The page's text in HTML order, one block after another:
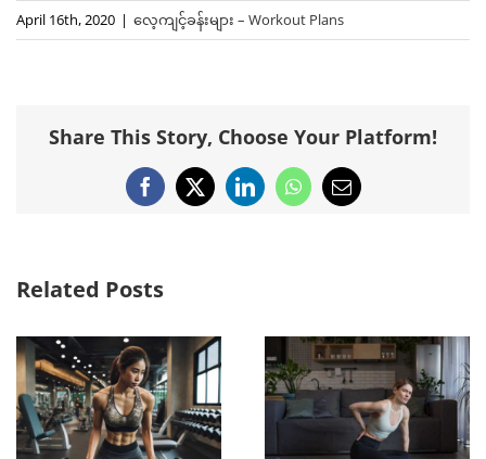
April 16th, 2020 | လေ့ကျင့်ခန်းများ – Workout Plans
Share This Story, Choose Your Platform!
Facebook
X LinkedInWhatsApp
Email
Related Posts